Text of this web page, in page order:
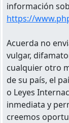
información
https://
Acuerda no
vulgar,
cualquier otro
de su país, el
o Leyes
inmediata y
creemos